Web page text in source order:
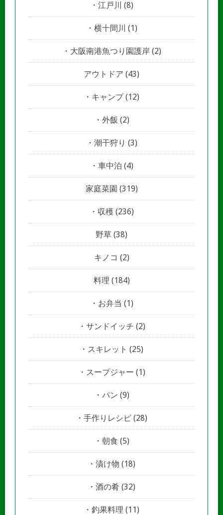
江戸川 (8)
横十間川 (1)
大阪南港魚つり園護岸 (2)
アウトドア (43)
キャンプ(12)
外飯 (2)
潮干狩り (3)
車中泊 (4)
家庭菜園 (319)
収穫 (236)
野草 (38)
キノコ (2)
料理 (184)
お弁当 (1)
サンドイッチ (2)
スキレット (25)
スープジャー (1)
パン (9)
手作りレシピ (28)
朝食 (5)
漬け物 (18)
酒の肴 (32)
釣果料理 (11)